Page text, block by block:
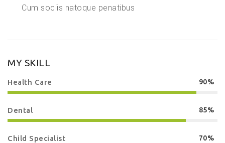
Cum sociis natoque penatibus
MY SKILL
Health Care 90%
Dental 85%
Child Specialist 70%